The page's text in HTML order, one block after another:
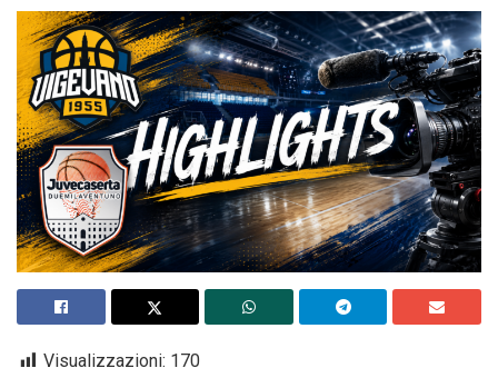
Visualizzazioni: 170